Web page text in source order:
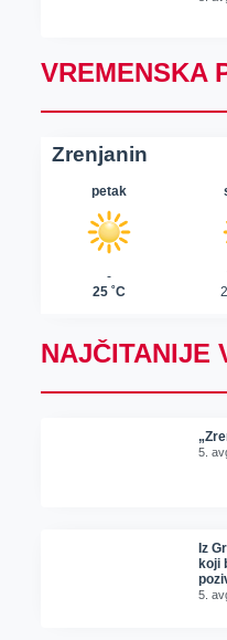
VREMENSKA
NAJČITANIJE
5.
Iz
koji
5.